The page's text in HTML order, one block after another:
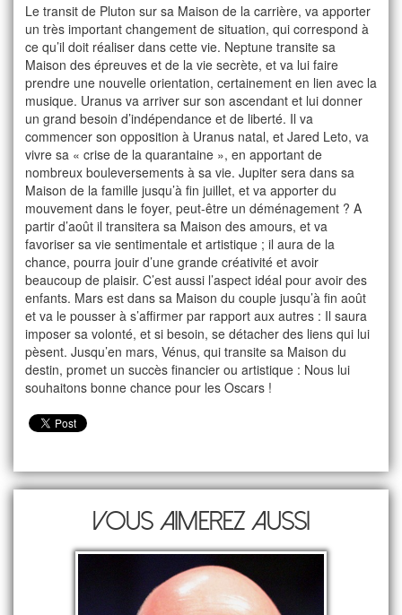
Le transit de Pluton sur sa Maison de la carrière, va apporter
un très important changement de situation, qui correspond à
ce qu’il doit réaliser dans cette vie. Neptune transite sa
Maison des épreuves et de la vie secrète, et va lui faire
prendre une nouvelle orientation, certainement en lien avec la
musique. Uranus va arriver sur son ascendant et lui donner
un grand besoin d’indépendance et de liberté. Il va
commencer son opposition à Uranus natal, et Jared Leto, va
vivre sa « crise de la quarantaine », en apportant de
nombreux bouleversements à sa vie. Jupiter sera dans sa
Maison de la famille jusqu’à fin juillet, et va apporter du
mouvement dans le foyer, peut-être un déménagement ? A
partir d’août il transitera sa Maison des amours, et va
favoriser sa vie sentimentale et artistique ; il aura de la
chance, pourra jouir d’une grande créativité et avoir
beaucoup de plaisir. C’est aussi l’aspect idéal pour avoir des
enfants. Mars est dans sa Maison du couple jusqu’à fin août
et va le pousser à s’affirmer par rapport aux autres : Il saura
imposer sa volonté, et si besoin, se détacher des liens qui lui
pèsent. Jusqu’en mars, Vénus, qui transite sa Maison du
destin, promet un succès financier ou artistique : Nous lui
souhaitons bonne chance pour les Oscars !
Vous aimerez aussi